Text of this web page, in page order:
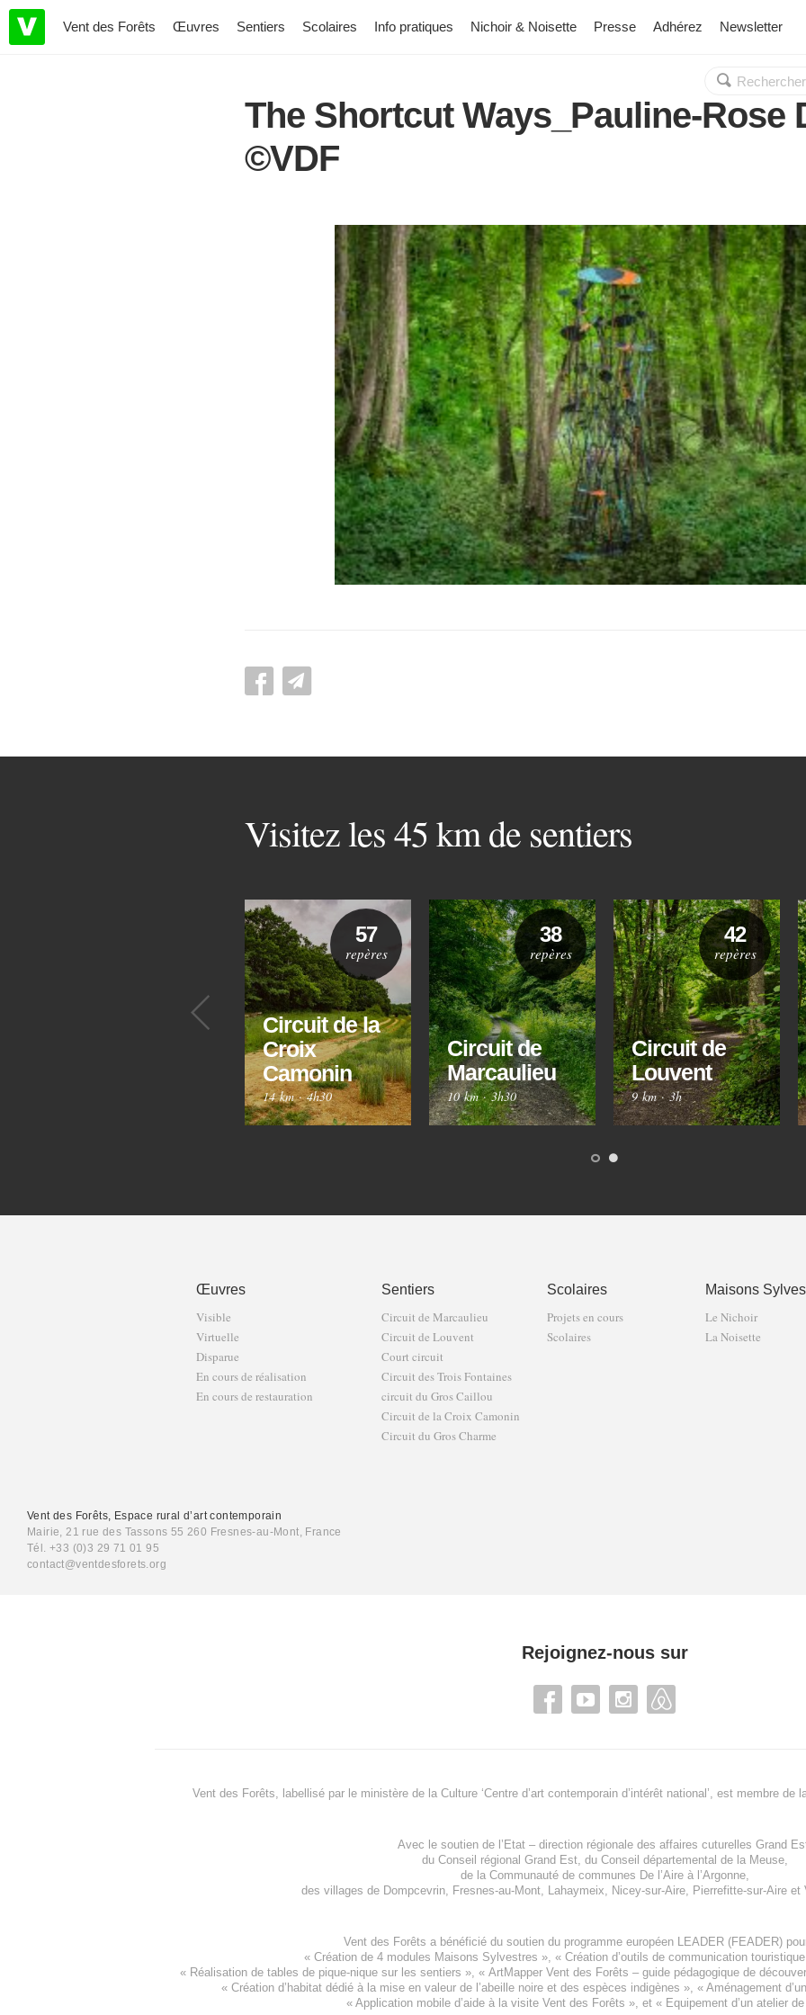
Vent des Forêts Œuvres Sentiers Scolaires Info pratiques Nichoir & Noisette Presse Adhérez Newsletter
Rechercher :
OK
The Shortcut Ways_Pauline-Rose
©VDF
Visitez les 45 km de sentiers
Précédent
Circuit de la
Croix
Camonin
14 km·4h30
57
repères
Circuit de
Marcaulieu
10 km·3h30
38
repères
Circuit de
Louvent
9 km·3h
42
repères
Œuvres
Visible
Virtuelle
Disparue
En cours de réalisation
En cours de restauration
Sentiers
Circuit de Marcaulieu
Circuit de Louvent
Court circuit
Circuit des Trois Fontaines
circuit du Gros Caillou
Circuit de la Croix Camonin
Circuit du Gros Charme
Scolaires
Projets en cours
Scolaires
Maisons
Le Nichoir
La Noisette
Vent des Forêts, Espace rural d’art contemporain
Mairie, 21 rue des Tassons 55 260 Fresnes-au-Mont, France
Tél. +33 (0)3 29 71 01 95
contact@ventdesforets.org
Rejoignez-nous sur
Vent des Forêts, labellisé par le ministère de la Culture ‘Centre d’art contemporain d’intérêt national’, est membre de
Avec le soutien de l’ Etat – direction régionale des affaires cuturelles Grand
du Conseil régional Grand Est, du Conseil départemental de la Meuse,
de la Communauté de communes De l’Aire à l’Argonne,
des villages de Dompcevrin, Fresnes-au-Mont, Lahaymeix, Nicey-sur-Aire, Pierrefitte-sur-Aireet
Vent des Forêts a bénéficié du soutien du programme européen LEADER (FEADER)
« Création de 4 modules Maisons Sylvestres », « Création d’outils de communication
« Réalisation de tables de pique-nique sur les sentiers », « ArtMapper Vent des Forêts – guide pédagogique de
« Création d’habitat dédié à la mise en valeur de l’abeille noire et des espèces indigènes », « Aménagement
« Application mobile d’aide à la visite Vent des Forêts », et « Equipement d’un atelier